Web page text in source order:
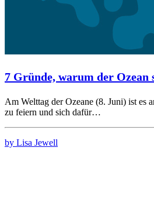
7 Gründe, warum der Ozean
Am Welttag der Ozeane (8. Juni) ist es
zu feiern und sich dafür…
by Lisa Jewell